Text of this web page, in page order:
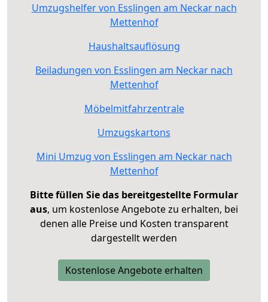
Umzugshelfer von Esslingen am Neckar nach
Mettenhof
Haushaltsauflösung
Beiladungen von Esslingen am Neckar nach
Mettenhof
Möbelmitfahrzentrale
Umzugskartons
Mini Umzug von Esslingen am Neckar nach
Mettenhof
Bitte füllen Sie das bereitgestellte Formular
aus, um kostenlose Angebote zu erhalten, bei
denen alle Preise und Kosten transparent
dargestellt werden
Kostenlose Angebote erhalten